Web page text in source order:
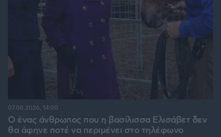
Ο ένας άνθρωπος που η βασίλισσα Ελισάβετ δεν
θα άφηνε ποτέ να περιμένει στο τηλέφωνο
07.08.2026, 14:00